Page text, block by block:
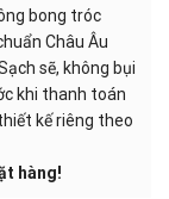
bong tróc
Châu Âu
sẽ, không bụi
khi thanh toán
kế riêng theo
hàng!